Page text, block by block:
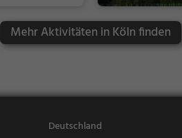
Mehr Aktivitäten in Köln finden
Deutschland